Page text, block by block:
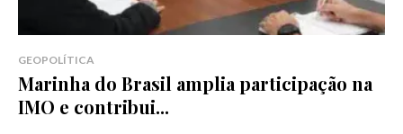
GEOPOLÍTICA
Marinha do Brasil amplia participação na
IMO e contribui...